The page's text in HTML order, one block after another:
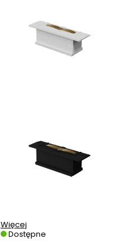
Więcej
Dostępne